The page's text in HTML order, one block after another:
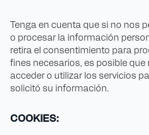
Tenga en cuenta que si no nos
o procesar la información
retira el consentimiento para
fines necesarios, es posible que
acceder o utilizar los servicios
solicitó su información.
COOKIES: